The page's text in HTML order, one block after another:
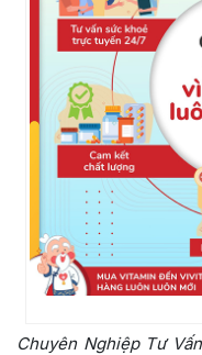
Chuyên Nghiệp Tư